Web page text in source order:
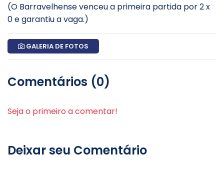
(O Barravelhense venceu a primeira partida por 2 x
0 e garantiu a vaga.)
GALERIA DE FOTOS
Comentários (0)
Seja o primeiro a comentar!
Deixar seu Comentário